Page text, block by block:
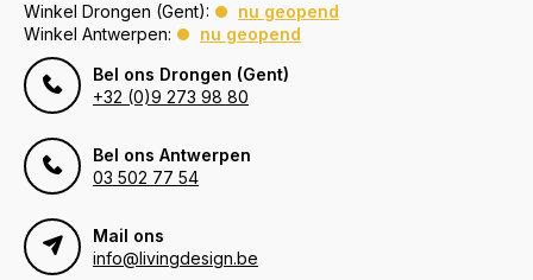
Winkel Drongen (Gent):
nu geopend
Winkel Antwerpen:
nu geopend
Bel ons Drongen (Gent)
+32 (0)9 273 98 80
Bel ons Antwerpen
03 502 77 54
Mail ons
info@livingdesign.be